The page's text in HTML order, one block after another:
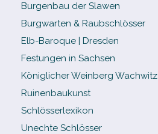
Burgenbau der Slawen
Burgwarten & Raubschlösser
Elb-​Baroque | Dresden
Festungen in Sachsen
Königlicher Weinberg Wachwitz
Ruinenbaukunst
Schlösserlexikon
Unechte Schlösser